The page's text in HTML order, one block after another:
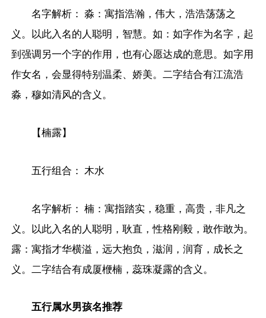
名字解析： 淼：寓指浩瀚，伟大，浩浩荡荡之
义。以此入名的人聪明，智慧。如：如字作为名字，起
到强调另一个字的作用，也有心愿达成的意思。如字用
作女名，会显得特别温柔、娇美。二字结合有江流浩
淼，穆如清风的含义。
【楠露】
五行组合： 木水
名字解析： 楠：寓指踏实，稳重，高贵，非凡之
义。以此入名的人聪明，耿直，性格刚毅，敢作敢为。
露：寓指才华横溢，远大抱负，滋润，润育，成长之
义。二字结合有成厦楩楠，蕊珠凝露的含义。
五行属水男孩名推荐